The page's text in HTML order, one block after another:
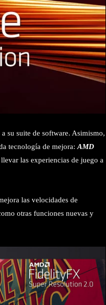
su suite de software. Asimismo,
tecnología de mejora: AMD
las experiencias de juego a
las velocidades de
otras funciones nuevas y